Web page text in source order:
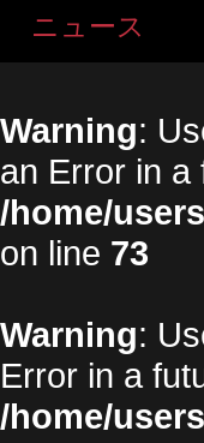
ニュース
Warning:
an Error in a
/home/
on line 73
Warning:
Error in a
/home/